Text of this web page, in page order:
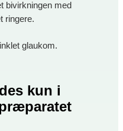
bivirkningen med
ringere.
glaukom.
kun i